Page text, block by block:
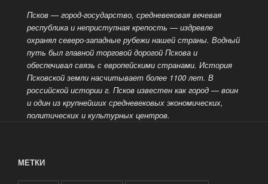
Псков — город-государство, средневековая вечевая
республика и неприступная крепость — издревле
охранял северо-западные рубежи нашей страны. Водный
путь был главной торговой дорогой Пскова и
обеспечивал связь с европейскими странами. История
Псковской земли насчитывает более 1100 лет. В
российской истории г. Псков известен как город — воин
и один из крупнейших средневековых экономических,
политических и культурных центров.
МЕТКИ